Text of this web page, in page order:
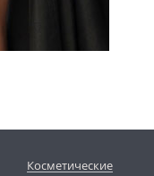
Косметические